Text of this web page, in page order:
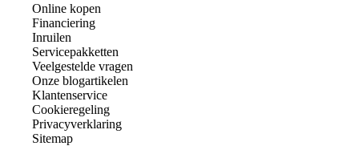
Online kopen
Financiering
Inruilen
Servicepakketten
Veelgestelde vragen
Onze blogartikelen
Klantenservice
Cookieregeling
Privacyverklaring
Sitemap